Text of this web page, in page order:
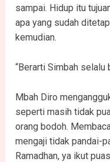
sampai. Hidup itu
apa yang sudah
kemudian.
“Berarti Simbah selalu
Mbah Diro
seperti masih tidak
orang bodoh.
mengaji tidak pandai-
Ramadhan, ya ikut